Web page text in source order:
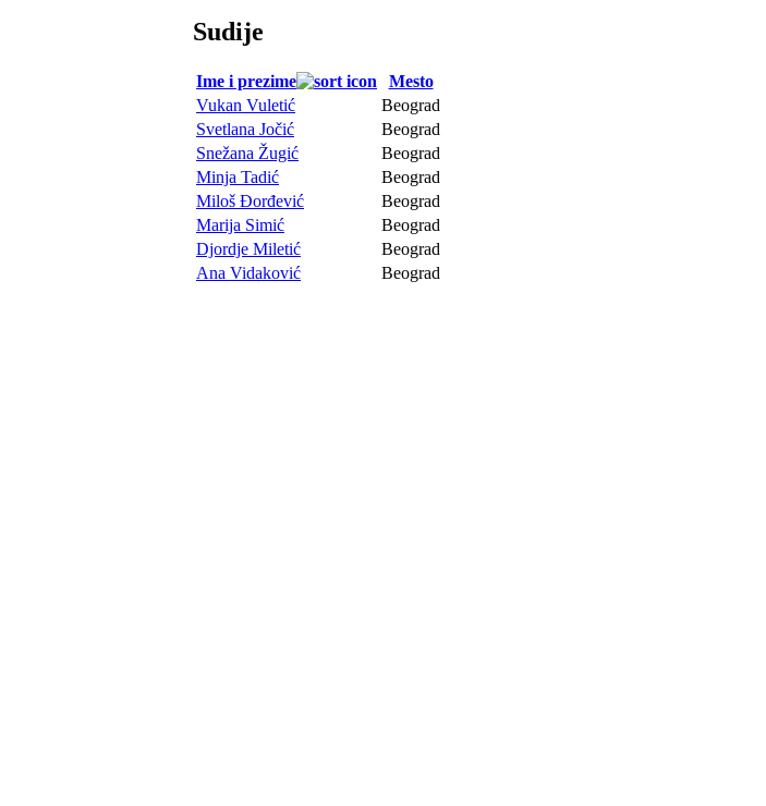
Sudije
Ime i prezime
Mesto
Vukan Vuletić
Beograd
Svetlana Jočić
Beograd
Snežana Žugić
Beograd
Minja Tadić
Beograd
Miloš Đorđević
Beograd
Marija Simić
Beograd
Djordje Miletić
Beograd
Ana Vidaković
Beograd